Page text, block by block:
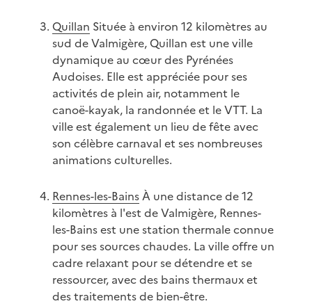
Quillan Située à environ 12 kilomètres au
sud de Valmigère, Quillan est une ville
dynamique au cœur des Pyrénées
Audoises. Elle est appréciée pour ses
activités de plein air, notamment le
canoë-kayak, la randonnée et le VTT. La
ville est également un lieu de fête avec
son célèbre carnaval et ses nombreuses
animations culturelles.
Rennes-les-BainsÀ une distance de 12
kilomètres à l'est de Valmigère, Rennes-
les-Bains est une station thermale connue
pour ses sources chaudes. La ville offre un
cadre relaxant pour se détendre et se
ressourcer, avec des bains thermaux et
des traitements de bien-être.